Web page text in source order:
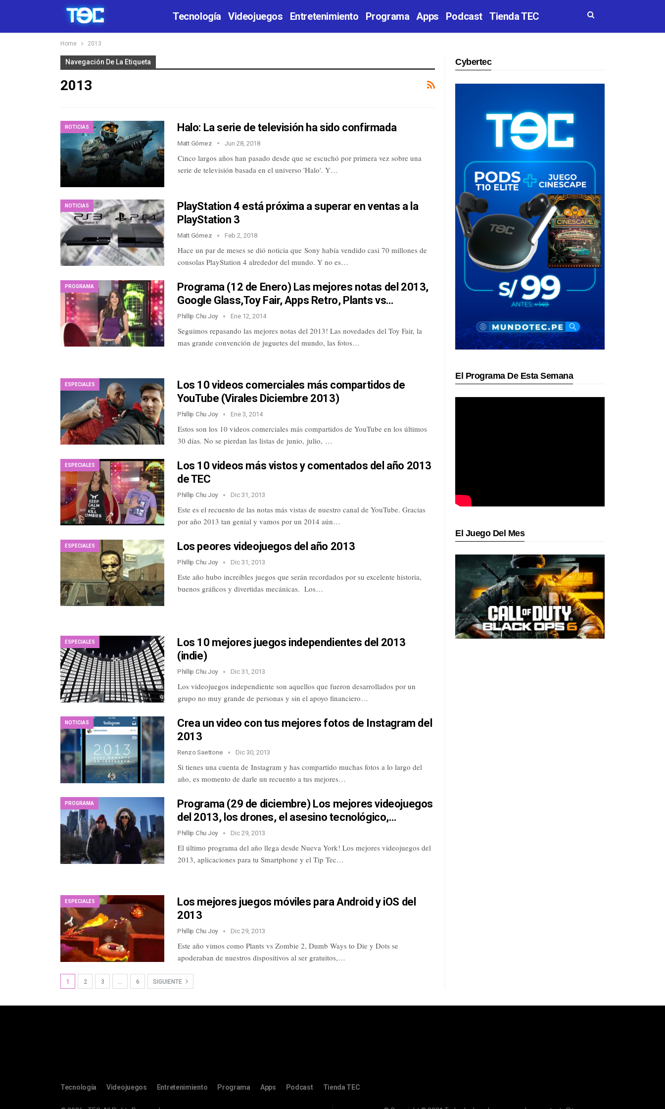
Tecnología Videojuegos Entretenimiento Programa Apps Podcast Tienda TEC
Home 2013
Navegación De La Etiqueta
2013
NOTICIAS Halo: La serie de televisión ha sido confirmada
Matt Gómez Jun 28, 2018
Cinco largos años han pasado desde que se escuchó por primera vez sobre una
serie de televisión basada en el universo 'Halo'. Y…
NOTICIAS
PlayStation 4 está próxima a superar en ventas a la
PlayStation 3
Matt Gómez Feb 2, 2018
Hace un par de meses se dió noticia que Sony había vendido casi 70 millones de
consolas PlayStation 4 alrededor del mundo. Y no es…
PROGRAMA
Programa (12 de Enero) Las mejores notas del 2013,
Google Glass,Toy Fair, Apps Retro, Plants vs…
Phillip Chu Joy Ene 12, 2014
Seguimos repasando las mejores notas del 2013! Las novedades del Toy Fair, la
mas grande convención de juguetes del mundo, las fotos…
ESPECIALES
Los 10 videos comerciales más compartidos de
YouTube (Virales Diciembre 2013)
Phillip Chu Joy Ene 3, 2014
Estos son los 10 videos comerciales más compartidos de YouTube en los últimos
30 días. No se pierdan las listas de junio, julio, …
ESPECIALES
Los 10 videos más vistos y comentados del año 2013
de TEC
Phillip Chu Joy Dic 31, 2013
Este es el recuento de las notas más vistas de nuestro canal de YouTube. Gracias
por año 2013 tan genial y vamos por un 2014 aún…
ESPECIALES Los peores videojuegos del año 2013
Phillip Chu Joy Dic 31, 2013
Este año hubo increíbles juegos que serán recordados por su excelente historia,
buenos gráficos y divertidas mecánicas. Los…
ESPECIALES
Los 10 mejores juegos independientes del 2013
(indie)
Phillip Chu Joy Dic 31, 2013
Los videojuegos independiente son aquellos que fueron desarrollados por un
grupo no muy grande de personas y sin el apoyo financiero…
NOTICIAS
Crea un video con tus mejores fotos de Instagram del
2013
Renzo Saettone Dic 30, 2013
Si tienes una cuenta de Instagram y has compartido muchas fotos a lo largo del
año, es momento de darle un recuento a tus mejores…
PROGRAMA
Programa (29 de diciembre) Los mejores videojuegos
del 2013, los drones, el asesino tecnológico,…
Phillip Chu Joy Dic 29, 2013
El último programa del año llega desde Nueva York! Los mejores videojuegos del
2013, aplicaciones para tu Smartphone y el Tip Tec…
ESPECIALES
Los mejores juegos móviles para Android y iOS del
2013
Phillip Chu Joy Dic 29, 2013
Este año vimos como Plants vs Zombie 2, Dumb Ways to Die y Dots se
apoderaban de nuestros dispositivos al ser gratuitos,…
1 2 3 … 6 SIGUIENTE
Cybertec
El Programa De Esta Semana
El Juego Del Mes
Tecnología Videojuegos Entretenimiento Programa Apps Podcast Tienda TEC